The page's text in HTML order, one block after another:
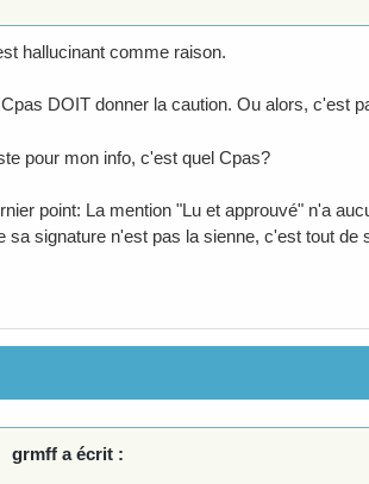
hallucinant comme raison.
DOIT donner la caution. Ou alors, c'est
pour mon info, c'est quel Cpas?
point: La mention "Lu et approuvé" n'a
sa signature n'est pas la sienne, c'est tout
grmff a écrit :